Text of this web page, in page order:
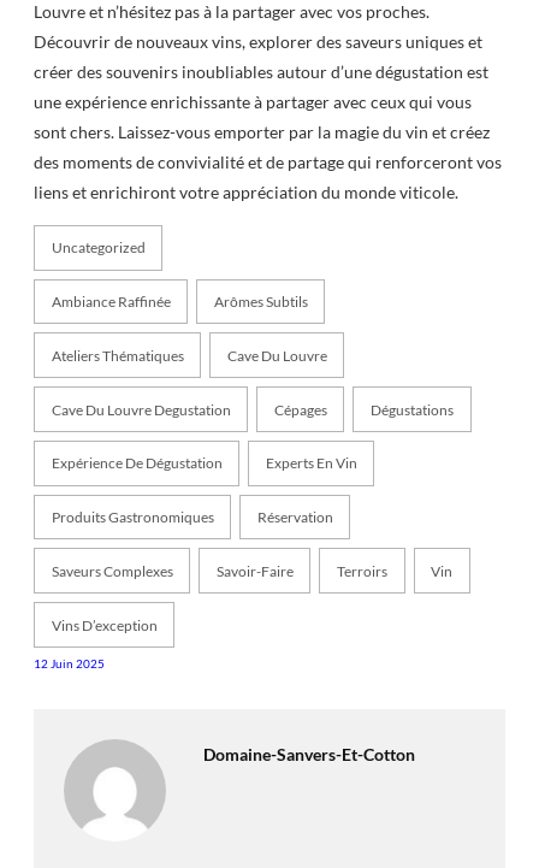
Louvre et n’hésitez pas à la partager avec vos proches.
Découvrir de nouveaux vins, explorer des saveurs uniques et
créer des souvenirs inoubliables autour d’une dégustation est
une expérience enrichissante à partager avec ceux qui vous
sont chers. Laissez-vous emporter par la magie du vin et créez
des moments de convivialité et de partage qui renforceront vos
liens et enrichiront votre appréciation du monde viticole.
Uncategorized
Ambiance Raffinée Arômes Subtils
Ateliers Thématiques Cave Du Louvre
Cave Du Louvre Degustation Cépages Dégustations
Expérience De Dégustation Experts En Vin
Produits Gastronomiques Réservation
Saveurs Complexes Savoir-Faire Terroirs Vin
Vins D’exception
12 Juin 2025
Domaine-Sanvers-Et-Cotton